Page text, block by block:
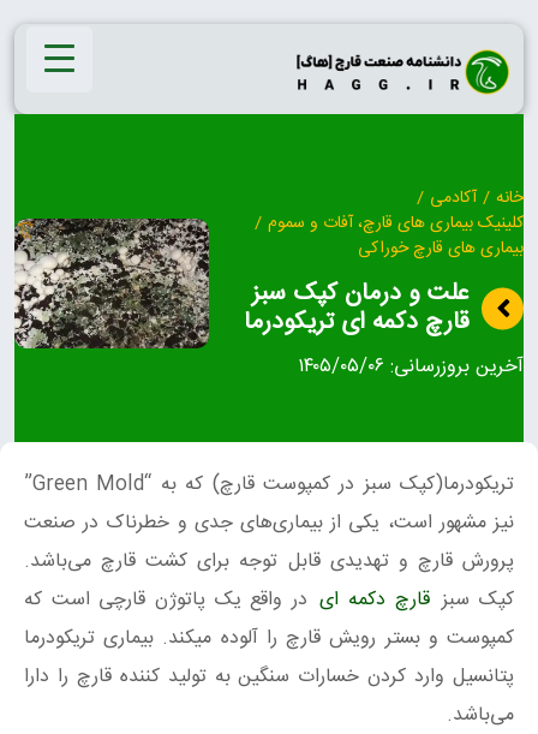
Skip
content
خانه / آکادمی /
کلینیک بیماری‌ های قارچ، آفات و سموم /
بیماری های قارچ خوراکی
علت و درمان کپک سبز
قارچ دکمه ای تریکودرما
آخرین بروزرسانی: ۱۴۰۵/۰۵/۰۶
تریکودرما(کپک سبز در کمپوست قارچ) که به “Green Mold”
نیز مشهور است، یکی از بیماری‌های جدی و خطرناک در صنعت
پرورش قارچ و تهدیدی قابل توجه برای کشت قارچ می‌باشد.
کپک سبز قارچ دکمه ای در واقع یک پاتوژن قارچی است که
کمپوست و بستر رویش قارچ را آلوده میکند. بیماری تریکودرما
پتانسیل وارد کردن خسارات سنگین به تولید کننده قارچ را دارا
می‌باشد.